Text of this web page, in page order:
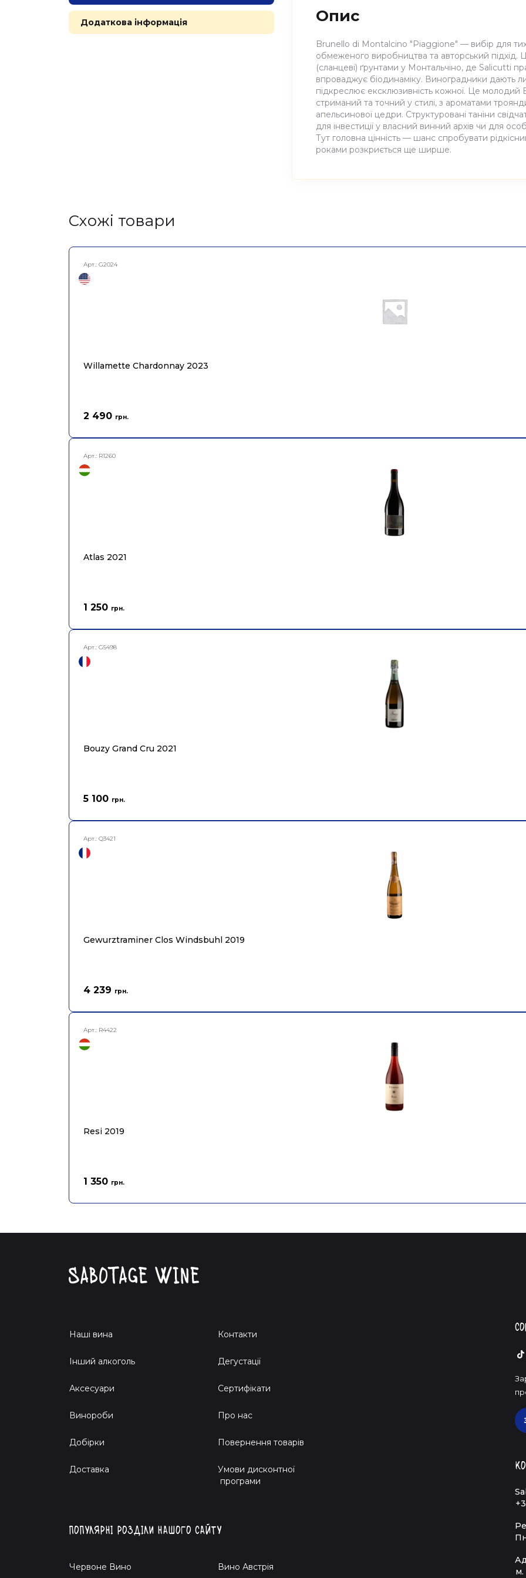
Додаткова інформація Опис
Brunello di Montalcino "Piaggione" — вибір для тих,
обмеженого виробництва та авторський підхід.
(сланцеві) ґрунтами у Монтальчіно, де Salicutti
впроваджує біодинаміку. Виноградники дають
підкреслює ексклюзивність кожної. Це молодий
стриманий та точний у стилі, з ароматами
апельсинової цедри. Структуровані таніни
для інвестиції у власний винний архів чи для
Тут головна цінність — шанс спробувати
роками розкриється ще ширше.
Cхожі товари
Арт.: G2024
Willamette Chardonnay 2023
2 490 грн.
Арт.: R1260
Atlas 2021
1 250 грн.
Арт.: G5498
Bouzy Grand Cru 2021
5 100 грн.
Арт.: Q3421
Gewurztraminer Clos Windsbuhl 2019
4 239 грн.
Арт.: R4422
Resi 2019
1 350 грн.
Наші вина
Інший алкоголь
Аксесуари
Винороби
Добірки
Доставка
Контакти
Дегустації
Сертифікати
Про нас
Повернення товарів
Умови дисконтної
програми
Популярні розділи нашого сайту
Червоне Вино Вино Австрія
м.